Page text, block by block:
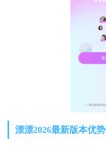
漂漂2026最新版本优势